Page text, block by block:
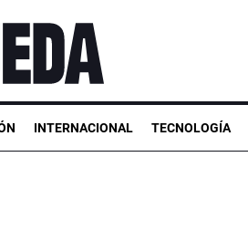
INTERNACIONAL TECNOLOGÍA